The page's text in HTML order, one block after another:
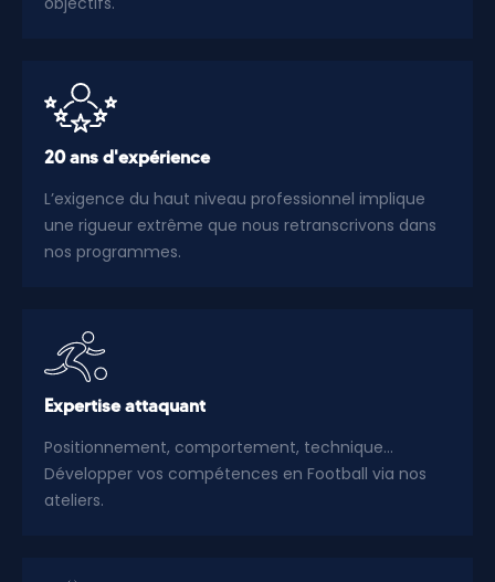
20 ans d'expérience
L’exigence du haut niveau professionnel implique
une rigueur extrême que nous retranscrivons dans
nos programmes.
Expertise attaquant
Positionnement, comportement, technique…
Développer vos compétences en Football via nos
ateliers.